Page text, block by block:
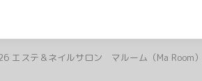
エステ＆ネイルサロン マルーム（Ma Room）